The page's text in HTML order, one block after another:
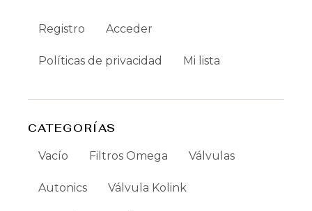
Registro Acceder
Políticas de privacidad Mi lista
CATEGORÍAS
Vacío Filtros Omega Válvulas
Autonics Válvula Kolink